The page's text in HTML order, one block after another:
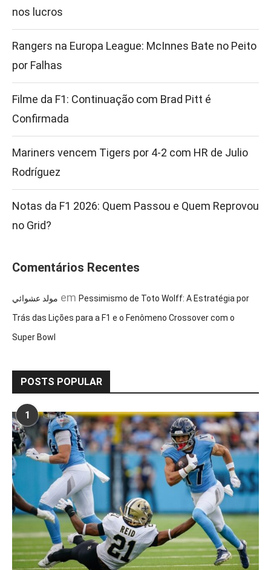
nos lucros
Rangers na Europa League: McInnes Bate no Peito
por Falhas
Filme da F1: Continuação com Brad Pitt é
Confirmada
Mariners vencem Tigers por 4-2 com HR de Julio
Rodríguez
Notas da F1 2026: Quem Passou e Quem Reprovou
no Grid?
Comentários Recentes
مولد عشوائي em Pessimismo de Toto Wolff: A Estratégia por
Trás das Lições para a F1 e o Fenômeno Crossover com o
Super Bowl
POSTS POPULAR
1